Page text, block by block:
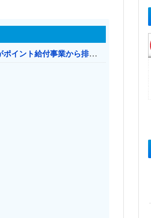
共産党「これは酷い…京都市でマイナンバーカードを持たない29万人がポイント給付事業から排除された」